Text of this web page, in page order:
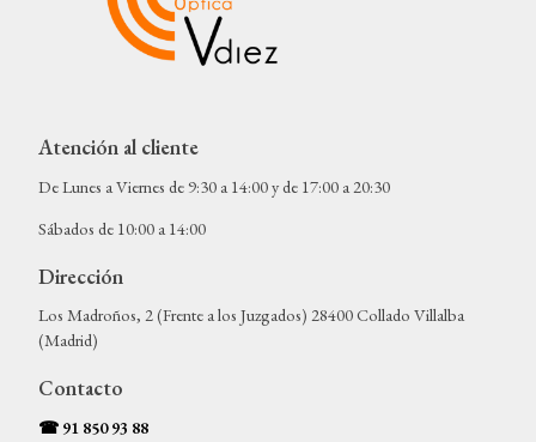
Atención al cliente
De Lunes a Viernes de 9:30 a 14:00 y de 17:00 a 20:30
Sábados de 10:00 a 14:00
Dirección
Los Madroños, 2 (Frente a los Juzgados) 28400 Collado Villalba
(Madrid)
Contacto
☎ 91 850 93 88